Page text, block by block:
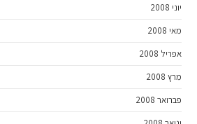
יוני 2008
מאי 2008
אפריל 2008
מרץ 2008
פברואר 2008